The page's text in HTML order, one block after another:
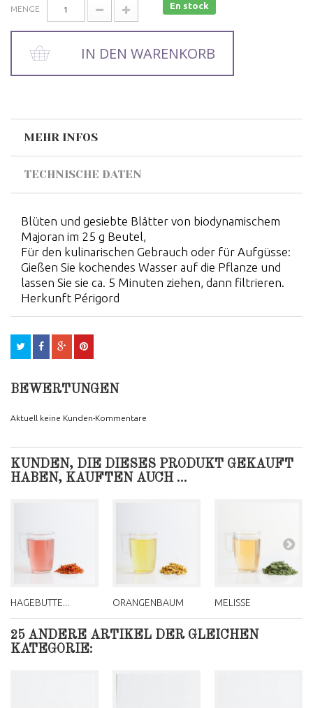
MENGE En stock
IN DEN WARENKORB
MEHR INFOS
TECHNISCHE DATEN
Blüten und gesiebte Blätter von biodynamischem
Majoran im 25 g Beutel,
Für den kulinarischen Gebrauch oder für Aufgüsse:
Gießen Sie kochendes Wasser auf die Pflanze und
lassen Sie sie ca. 5 Minuten ziehen, dann filtrieren.
Herkunft Périgord
BEWERTUNGEN
Aktuell keine Kunden-Kommentare
KUNDEN, DIE DIESES PRODUKT GEKAUFT
HABEN, KAUFTEN AUCH ...
HAGEBUTTE... ORANGENBAUM MELISSE
25 ANDERE ARTIKEL DER GLEICHEN
KATEGORIE: